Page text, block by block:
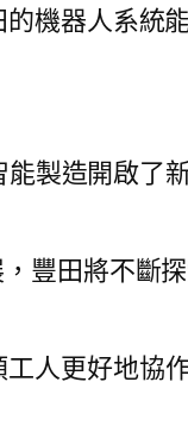
機器人系統
製造開啟
，豐田將不斷
人更好地協